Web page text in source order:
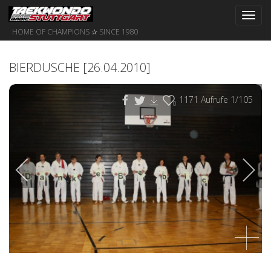
HOME OF CHAMPIONS ✰ SINCE 1980
BIERDUSCHE [26.04.2010]
0 1171 Aufrufe 1/105